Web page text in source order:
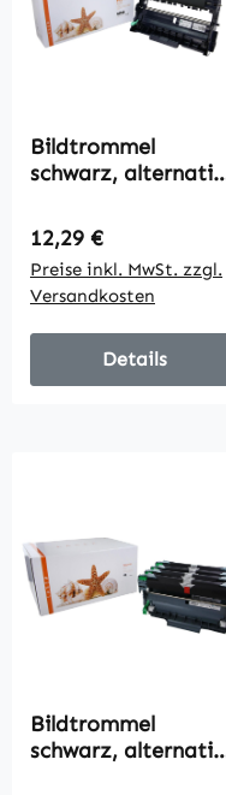
Bildtrommel
schwarz, alternativ
12000 Seiten
Regulärer Preis:
12,29 €
Preise inkl. MwSt. zzgl.
Versandkosten
Details
Bildtrommel
schwarz, alternativ